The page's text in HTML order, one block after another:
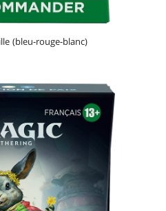
(bleu-rouge-blanc)